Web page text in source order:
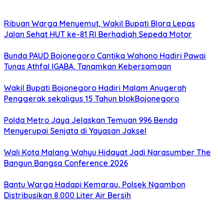
Ribuan Warga Menyemut, Wakil Bupati Blora Lepas
Jalan Sehat HUT ke-81 RI Berhadiah Sepeda Motor
Bunda PAUD Bojonegoro Cantika Wahono Hadiri Pawai
Tunas Athfal IGABA, Tanamkan Kebersamaan
Wakil Bupati Bojonegoro Hadiri Malam Anugerah
Penggerak sekaligus 15 Tahun blokBojonegoro
Polda Metro Jaya Jelaskan Temuan 996 Benda
Menyerupai Senjata di Yayasan Jaksel
Wali Kota Malang Wahyu Hidayat Jadi Narasumber The
Bangun Bangsa Conference 2026
Bantu Warga Hadapi Kemarau, Polsek Ngambon
Distribusikan 8.000 Liter Air Bersih